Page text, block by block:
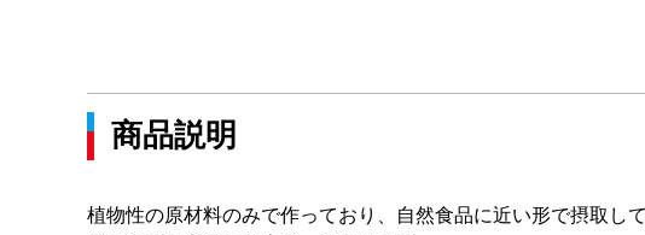
商品説明
植物性の原材料のみで作っており、自然食品に近い形で摂取し